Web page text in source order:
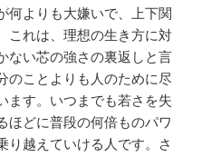
何よりも大嫌いで、上下関
これは、理想の生き方に対
ない芯の強さの裏返しと言
のことよりも人のために尽
ます。いつまでも若さを失
ほどに普段の何倍ものパワ
り越えていける人です。さ